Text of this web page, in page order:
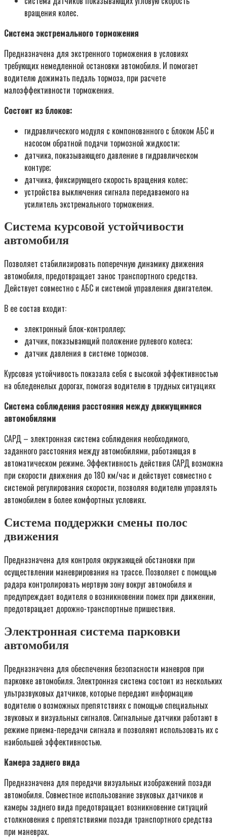
вращения колес.
Система экстремального торможения
Предназначена для экстренного торможения в условиях
требующих немедленной остановки автомобиля. И помогает
водителю дожимать педаль тормоза, при расчете
малоэффективности торможения.
Состоит из блоков:
гидравлического модуля с компонованного с блоком АБС и
насосом обратной подачи тормозной жидкости;
датчика, показывающего давление в гидравлическом
контуре;
датчика, фиксирующего скорость вращения колес;
устройства выключения сигнала передаваемого на
усилитель экстремального торможения.
Система курсовой устойчивости
автомобиля
Позволяет стабилизировать поперечную динамику движения
автомобиля, предотвращает занос транспортного средства.
Действует совместно с АБС и системой управления двигателем.
В ее состав входит:
электронный блок-контроллер;
датчик, показывающий положение рулевого колеса;
датчик давления в системе тормозов.
Курсовая устойчивость показала себя с высокой эффективностью
на обледенелых дорогах, помогая водителю в трудных ситуациях
Система соблюдения расстояния между движущимися
автомобилями
САРД – электронная система соблюдения необходимого,
заданного расстояния между автомобилями, работающая в
автоматическом режиме. Эффективность действия САРД возможна
при скорости движения до 180 км/час и действует совместно с
системой регулирования скорости, позволяя водителю управлять
автомобилем в более комфортных условиях.
Система поддержки смены полос
движения
Предназначена для контроля окружающей обстановки при
осуществлении маневрирования на трассе. Позволяет с помощью
радара контролировать мертвую зону вокруг автомобиля и
предупреждает водителя о возникновении помех при движении,
предотвращает дорожно-транспортные пришествия.
Электронная система парковки
автомобиля
Предназначена для обеспечения безопасности маневров при
парковке автомобиля. Электронная система состоит из нескольких
ультразвуковых датчиков, которые передают информацию
водителю о возможных препятствиях с помощью специальных
звуковых и визуальных сигналов. Сигнальные датчики работают в
режиме приема-передачи сигнала и позволяют использовать их с
наибольшей эффективностью.
Камера заднего вида
Предназначена для передачи визуальных изображений позади
автомобиля. Совместное использование звуковых датчиков и
камеры заднего вида предотвращает возникновение ситуаций
столкновения с препятствиями позади транспортного средства
при маневрах.